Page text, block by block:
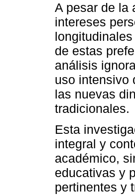
A pesar de la
intereses
de estas
análisis
uso intensivo
las nuevas
tradicionales.
Esta
integral y
académico,
educativas y
pertinentes y